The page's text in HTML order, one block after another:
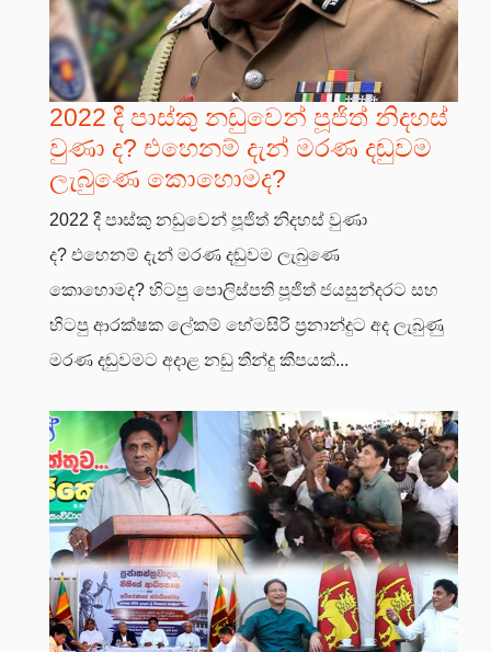
2022 දී පාස්කු නඩුවෙන් පූජිත් නිදහස්
වුණා ද? එහෙනම් දැන් මරණ දඬුවම
ලැබුණෙ කොහොමද?
2022 දී පාස්කු නඩුවෙන් පූජිත් නිදහස් වුණා
ද? එහෙනම් දැන් මරණ දඬුවම ලැබුණෙ
කොහොමද? හිටපු පොලිස්පති පූජිත් ජයසුන්දරට සහ
හිටපු ආරක්ෂක ලේකම් හේමසිරි ප්‍රනාන්දුට අද ලැබුණු
මරණ දඬුවමට අදාළ නඩු තීන්දු කීපයක්...